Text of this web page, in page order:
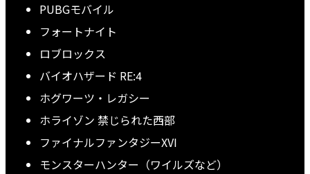
PUBGモバイル
フォートナイト
ロブロックス
バイオハザード RE:4
ホグワーツ・レガシー
ホライゾン 禁じられた西部
ファイナルファンタジーXVI
モンスターハンター（ワイルズなど）